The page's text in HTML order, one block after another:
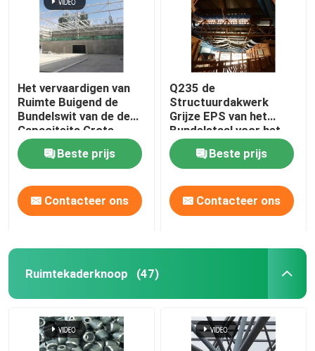
Het vervaardigen van
Ruimte Buigend de
Bundelswit van de de
Capaciteits Grote
Spanwijdte van de
KaderbundelBeste prijs
Contacteer ons
Q235 de
Structuurdakwerk
Grijze EPS van het
Bundelstaal voor het
Binnenpark van het
WaterthemaBeste prijs
Contacteer ons
Ruimtekaderknoop (47)